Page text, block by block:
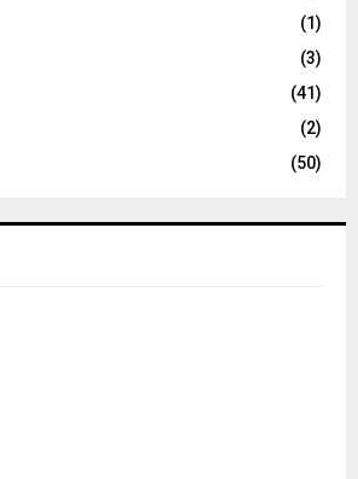
(1)
(3)
(41)
(2)
(50)